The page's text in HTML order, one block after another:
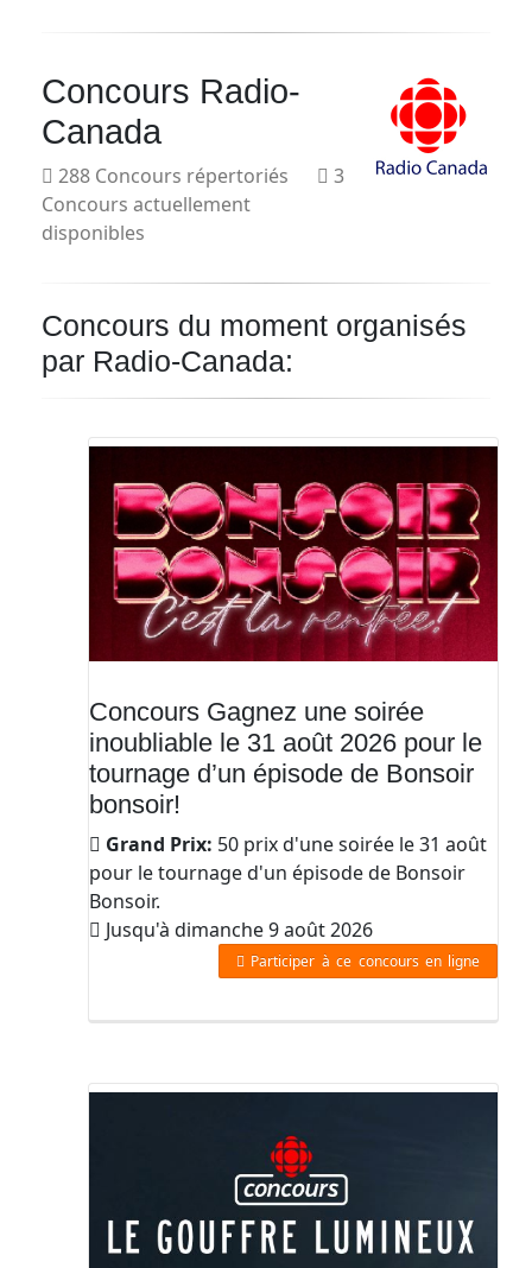
Concours Radio-
Canada
288 Concours répertoriés
3
Concours actuellement
disponibles
Concours du moment organisés
par Radio-Canada:
Concours Gagnez une soirée
inoubliable le 31 août 2026 pour le
tournage d’un épisode de Bonsoir
bonsoir!
Grand Prix: 50 prix d'une soirée le 31 août
pour le tournage d'un épisode de Bonsoir
Bonsoir.
Jusqu'à dimanche 9 août 2026
Participer à ce concours en ligne
Prénom
*